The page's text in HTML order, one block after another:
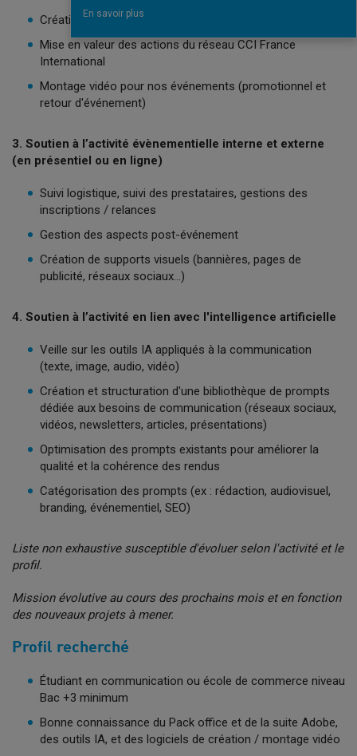
Création de contenu audiovisuel
Mise en valeur des actions du réseau CCI France
International
Montage vidéo pour nos événements (promotionnel et
retour d'événement)
3. Soutien à l’activité évènementielle interne et externe
(en présentiel ou en ligne)
Suivi logistique, suivi des prestataires, gestions des
inscriptions / relances
Gestion des aspects post-événement
Création de supports visuels (bannières, pages de
publicité, réseaux sociaux…)
4. Soutien à l’activité en lien avec l'intelligence artificielle
Veille sur les outils IA appliqués à la communication
(texte, image, audio, vidéo)
Création et structuration d'une bibliothèque de prompts
dédiée aux besoins de communication (réseaux sociaux,
vidéos, newsletters, articles, présentations)
Optimisation des prompts existants pour améliorer la
qualité et la cohérence des rendus
Catégorisation des prompts (ex : rédaction, audiovisuel,
branding, événementiel, SEO)
Liste non exhaustive susceptible d'évoluer selon l'activité et le
profil.
Mission évolutive au cours des prochains mois et en fonction
des nouveaux projets à mener.
Profil recherché
Étudiant en communication ou école de commerce niveau
Bac +3 minimum
Bonne connaissance du Pack office et de la suite Adobe,
des outils IA, et des logiciels de création / montage vidéo
En savoir plus